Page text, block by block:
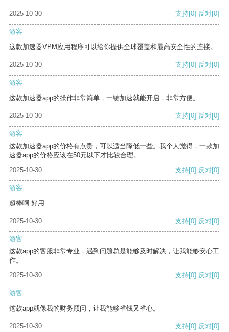
2025-10-30 支持[0] 反对[0]
游客
这款加速器VPM应用程序可以给你提供全球覆盖和最高安全性的连接。
2025-10-30 支持[0] 反对[0]
游客
这款加速器app的操作非常简单，一键加速就能开启，非常方便。
2025-10-30 支持[0] 反对[0]
游客
这款加速器app的价格有点贵，可以适当降低一些。我个人觉得，一款加
速器app的价格应该在50元以下才比较合理。
2025-10-30
支持[0] 反对[0]
游客
超棒啊 好用
2025-10-30 支持[0] 反对[0]
游客
这款app的客服非常专业，遇到问题总是能够及时解决，让我能够安心工
作。
2025-10-30
支持[0] 反对[0]
游客
这款app就像我的财务顾问，让我能够省钱又省心。
2025-10-30 支持[0] 反对[0]